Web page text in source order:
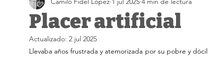
Placer artificial
Actualizado: 2 jul 2025
Llevaba años frustrada y atemorizada por su pobre y